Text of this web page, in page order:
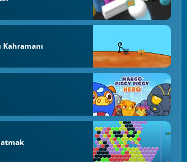
Kahramanı